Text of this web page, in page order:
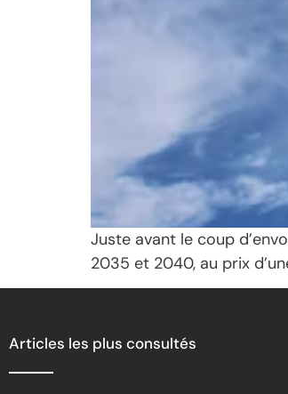
Juste avant le coup
2035 et 2040, au prix
Articles les plus consultés